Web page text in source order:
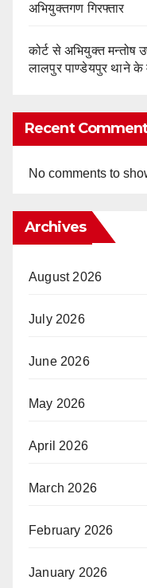
अभियुक्तगण गिरफ्तार
कोर्ट से अभियुक्त मन्तोष
लालपुर पाण्डेयपुर थाने के
Recent
No comments to
Archives
August 2026
July 2026
June 2026
May 2026
April 2026
March 2026
February 2026
January 2026